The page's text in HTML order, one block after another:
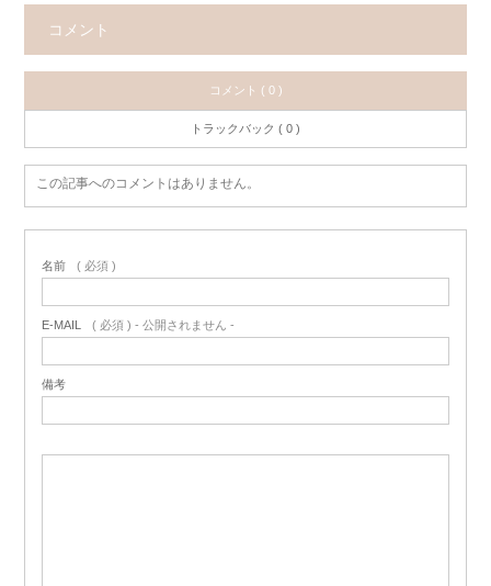
コメント
コメント ( 0 )
トラックバック ( 0 )
この記事へのコメントはありません。
名前 ( 必須 )
E-MAIL ( 必須 ) - 公開されません -
備考